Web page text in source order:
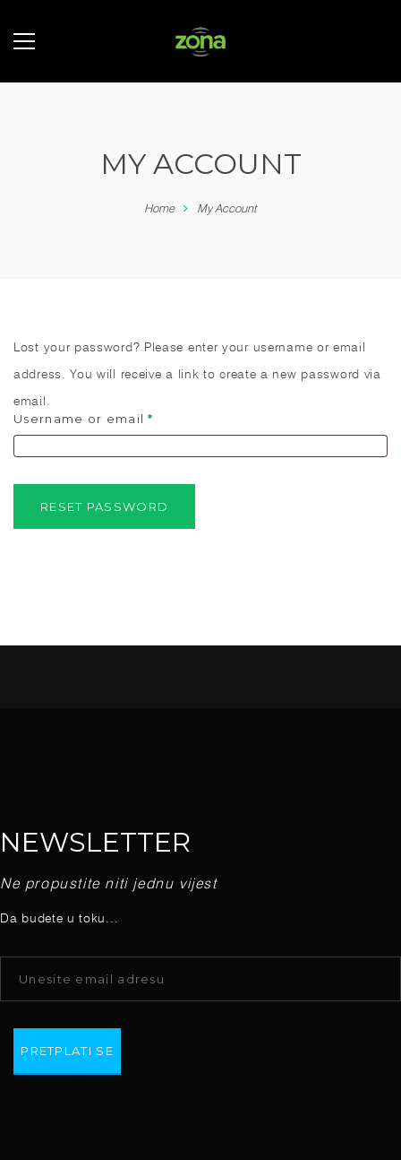
MY ACCOUNT
Home My Account
Lost your password? Please enter your username or email
address. You will receive a link to create a new password via
email.
Username or email*
RESET PASSWORD
NEWSLETTER
Ne propustite niti jednu vijest
Da budete u toku...